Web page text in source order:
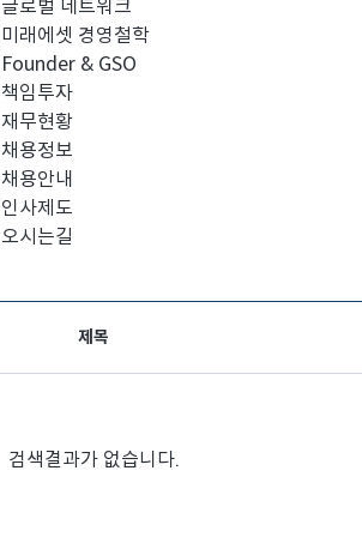
글로벌 네트워크
미래에셋 경영철학
Founder & GSO
책임투자
재무현황
채용정보
채용안내
인사제도
오시는길
제목
검색결과가 없습니다.